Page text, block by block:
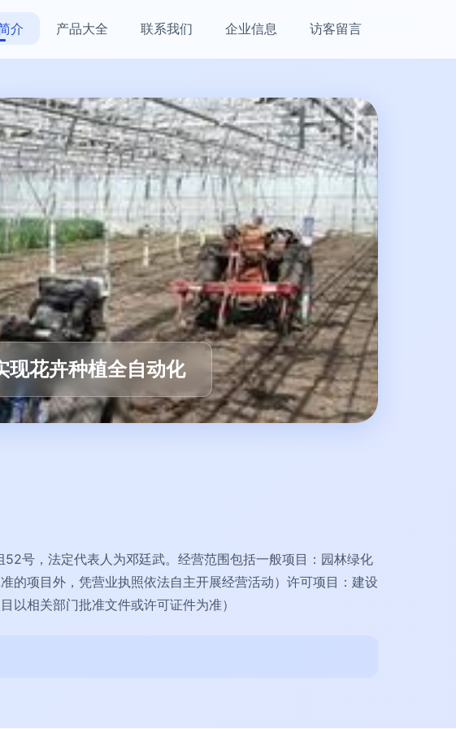
介 产品大全 联系我们 企业信息 访客留言
现花卉种植全自动化
号，法定代表人为邓廷武。经营范围包括一般项目：园林绿化
的项目外，凭营业执照依法自主开展经营活动）许可项目：建设
以相关部门批准文件或许可证件为准）